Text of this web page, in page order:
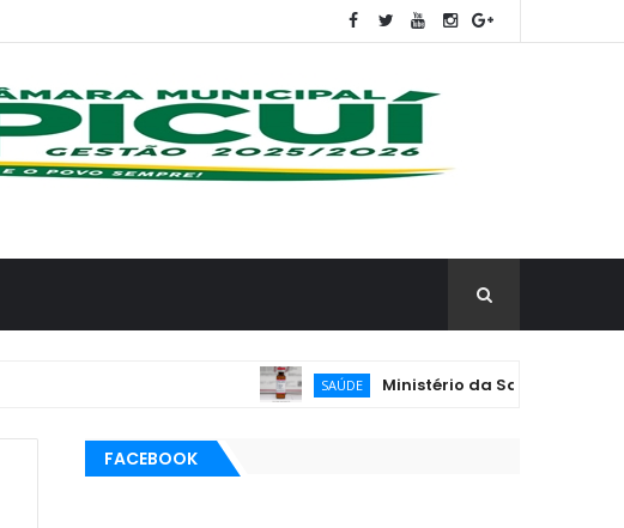
SAÚDE Ministério da Saúde reforça
FACEBOOK